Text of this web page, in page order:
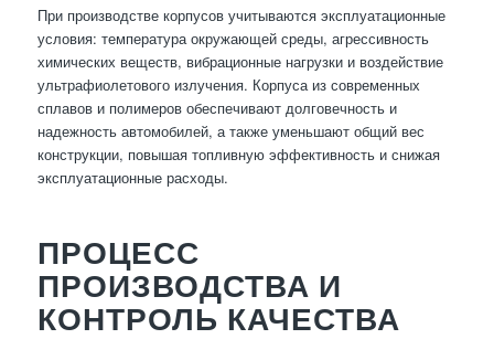
При производстве корпусов учитываются эксплуатационные
условия: температура окружающей среды, агрессивность
химических веществ, вибрационные нагрузки и воздействие
ультрафиолетового излучения. Корпуса из современных
сплавов и полимеров обеспечивают долговечность и
надежность автомобилей, а также уменьшают общий вес
конструкции, повышая топливную эффективность и снижая
эксплуатационные расходы.
ПРОЦЕСС
ПРОИЗВОДСТВА И
КОНТРОЛЬ КАЧЕСТВА